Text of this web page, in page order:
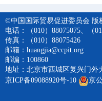
©中国国际贸易促进委员会 版
电话：（010）88075075、（
传真：（010）88075426
邮箱：huangjia@ccpit.org
邮编：100860
地址：北京市西城区复兴门外
京ICP备09088920号-10
京